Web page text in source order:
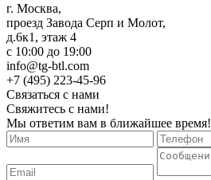
г. Москва,
проезд Завода Серп и Молот,
д.6к1, этаж 4
c 10:00 до 19:00
info@tg-btl.com
+7 (495) 223-45-96
Связаться с нами
Свяжитесь с нами!
Мы ответим вам в ближайшее время!